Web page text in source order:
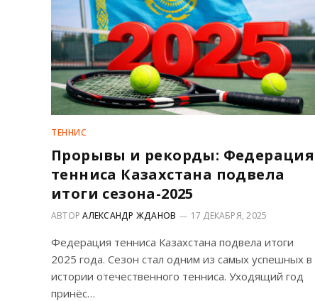
ТЕННИС
Прорывы и рекорды: Федерация
тенниса Казахстана подвела
итоги сезона-2025
АВТОРАЛЕКСАНДР ЖДАНОВ 17 ДЕКАБРЯ, 2025
Федерация тенниса Казахстана подвела итоги
2025 года. Сезон стал одним из самых успешных в
истории отечественного тенниса. Уходящий год
принёс…